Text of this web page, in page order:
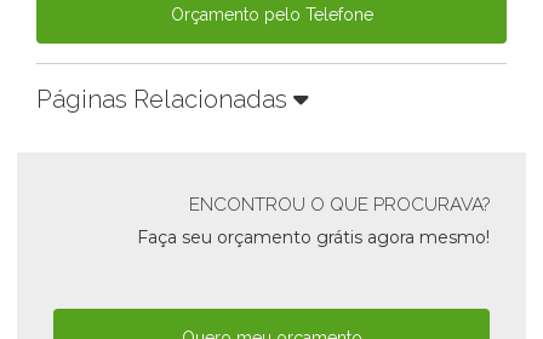
Orçamento pelo Telefone
Páginas Relacionadas
ENCONTROU O QUE PROCURAVA?
Faça seu orçamento grátis agora mesmo!